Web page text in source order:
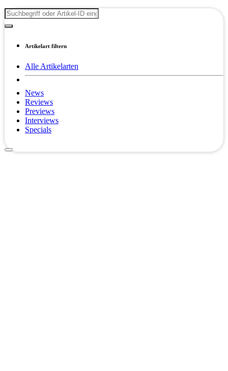
Artikelart filtern
Alle Artikelarten
News
Reviews
Previews
Interviews
Specials